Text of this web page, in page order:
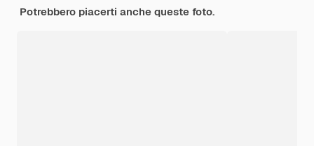
Potrebbero piacerti anche queste foto.